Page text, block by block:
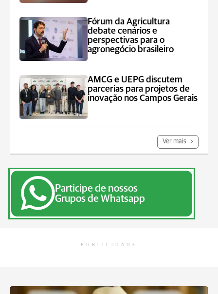
Fórum da Agricultura
debate cenários e
perspectivas para o
agronegócio brasileiro
AMCG e UEPG discutem
parcerias para projetos de
inovação nos Campos Gerais
Ver mais
Participe de nossos
Grupos de Whatsapp
PUBLICIDADE